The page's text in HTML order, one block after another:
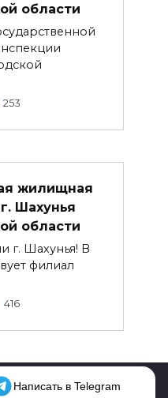
области
253
жилищная
Шахунья
области
г. Шахунья! В
филиал
416